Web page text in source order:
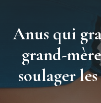
Anus qui
grand-
soulager